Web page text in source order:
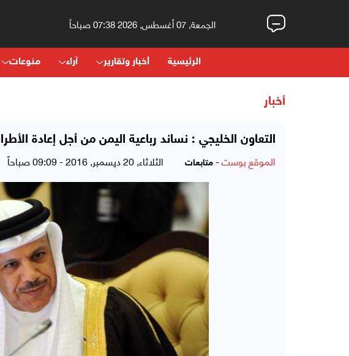
الجمعة, 07 أغسطس, 2026 07:38 صباحاً
الرئيسية أخبار وتقارير آراء منوعات
أخبار
التعاون الخليجي : نساند رباعية اليمن من أجل إعادة
الموقع بوست- متابعات الثلاثاء, 20 ديسمبر, 2016 - 09:09 صباحاً